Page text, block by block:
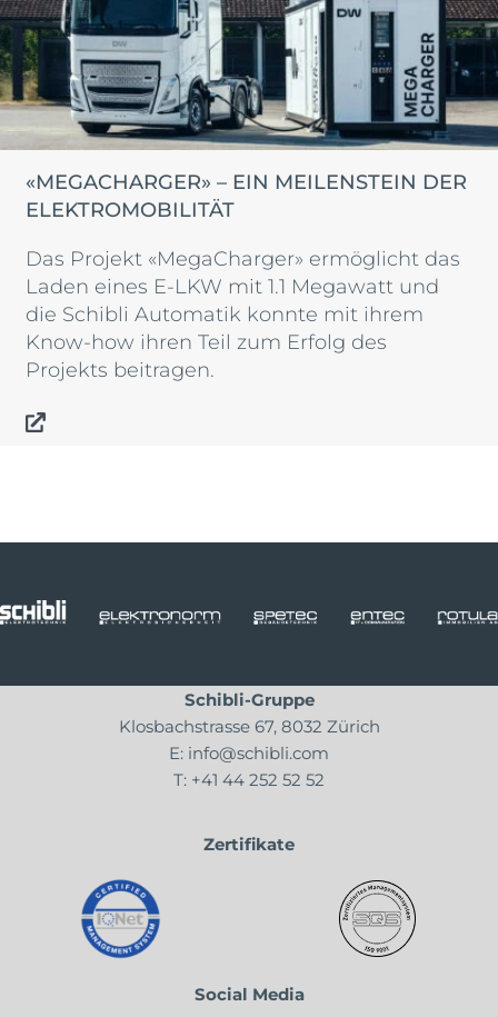
«MEGACHARGER» – EIN MEILENSTEIN DER
ELEKTROMOBILITÄT
Das Projekt «MegaCharger» ermöglicht das
Laden eines E-LKW mit 1.1 Megawatt und
die Schibli Automatik konnte mit ihrem
Know-how ihren Teil zum Erfolg des
Projekts beitragen.
Schibli-Gruppe
Klosbachstrasse 67, 8032 Zürich
E: info@schibli.com
T: +41 44 252 52 52
Zertifikate
Social Media